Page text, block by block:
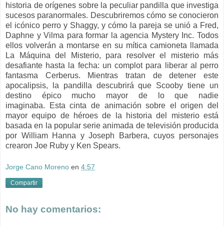
historia de orígenes sobre la peculiar pandilla que investiga
sucesos paranormales. Descubriremos cómo se conocieron
el icónico perro y Shaggy, y cómo la pareja se unió a Fred,
Daphne y Vilma para formar la agencia Mystery Inc. Todos
ellos volverán a montarse en su mítica camioneta llamada
La Máquina del Misterio, para resolver el misterio más
desafiante hasta la fecha: un complot para liberar al perro
fantasma Cerberus. Mientras tratan de detener este
apocalipsis, la pandilla descubrirá que Scooby tiene un
destino épico mucho mayor de lo que nadie
imaginaba.
Esta cinta de animación sobre el origen del
mayor equipo de héroes de la historia del misterio está
basada en la popular serie animada de televisión producida
por William Hanna y Joseph Barbera, cuyos personajes
crearon Joe Ruby y Ken Spears.
Jorge Cano Moreno en 4:57
Compartir
No hay comentarios: